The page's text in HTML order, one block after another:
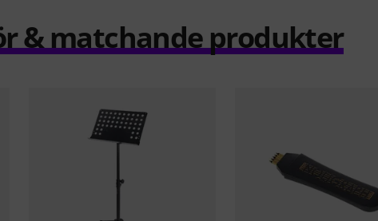
& matchande produkter